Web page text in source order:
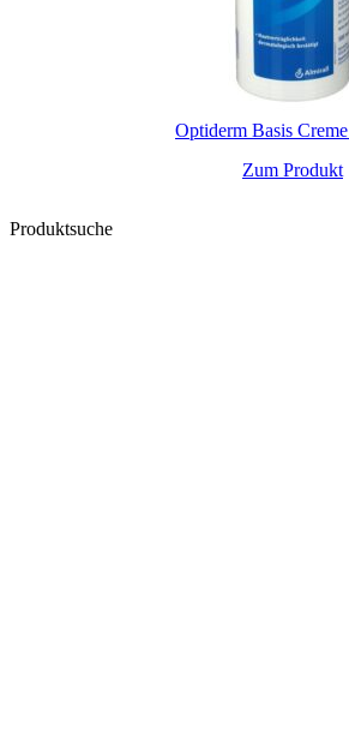
Optiderm Basis Creme
Zum Produkt
Produktsuche